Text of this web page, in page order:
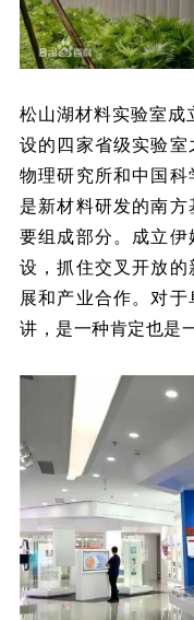
松山湖材料实验室成
设的四家省级实验室
物理研究所和中国科
是新材料研发的南
要组成部分。
成立伊
设，抓住交叉开放
展和产业合作。 对于
讲，是一种肯定也是